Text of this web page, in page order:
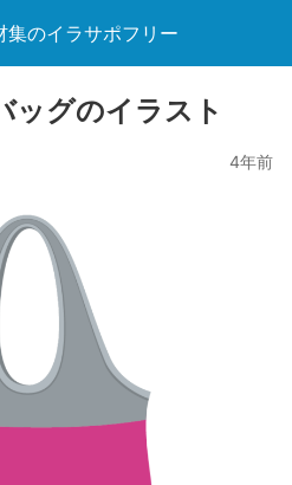
のイラサポフリー
ッグのイラスト
4年前